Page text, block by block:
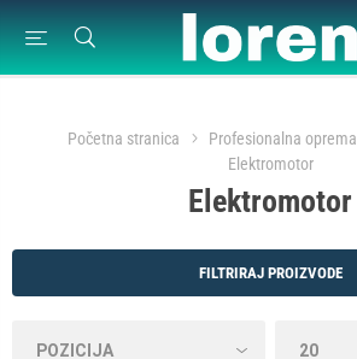
Početna stranica Profesionalna oprema
Elektromotor
Elektromotor
FILTRIRAJ PROIZVODE